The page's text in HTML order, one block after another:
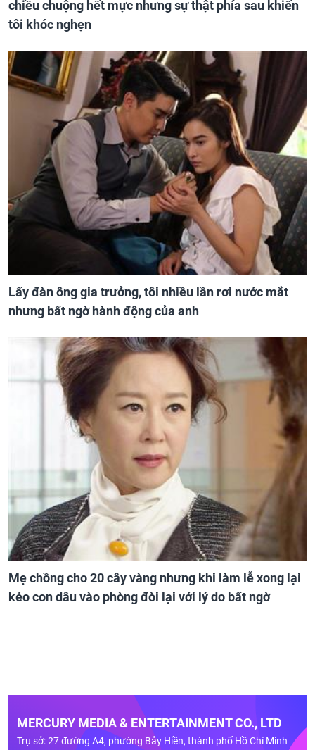
chiều chuộng hết mực nhưng sự thật phía sau khiến
tôi khóc nghẹn
Lấy đàn ông gia trưởng, tôi nhiều lần rơi nước mắt
nhưng bất ngờ hành động của anh
Mẹ chồng cho 20 cây vàng nhưng khi làm lễ xong lại
kéo con dâu vào phòng đòi lại với lý do bất ngờ
MERCURY MEDIA & ENTERTAINMENT CO., LTD
Trụ sở: 27 đường A4, phường Bảy Hiền, thành phố Hồ Chí Minh